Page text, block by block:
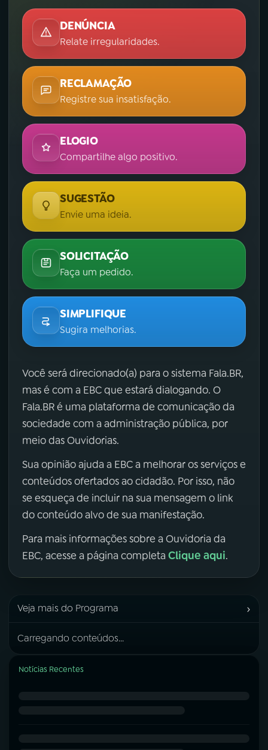
DENÚNCIA
Relate irregularidades.
RECLAMAÇÃO
Registre sua insatisfação.
ELOGIO
Compartilhe algo positivo.
SUGESTÃO
Envie uma ideia.
SOLICITAÇÃO
Faça um pedido.
SIMPLIFIQUE
Sugira melhorias.
Você será direcionado(a) para o sistema Fala.BR,
mas é com a EBC que estará dialogando. O
Fala.BR é uma plataforma de comunicação da
sociedade com a administração pública, por
meio das Ouvidorias.
Sua opinião ajuda a EBC a melhorar os serviços e
conteúdos ofertados ao cidadão. Por isso, não
se esqueça de incluir na sua mensagem o link
do conteúdo alvo de sua manifestação.
Para mais informações sobre a Ouvidoria da
EBC, acesse a página completa Clique aqui.
Veja mais do Programa ›
Carregando conteúdos...
Notícias Recentes